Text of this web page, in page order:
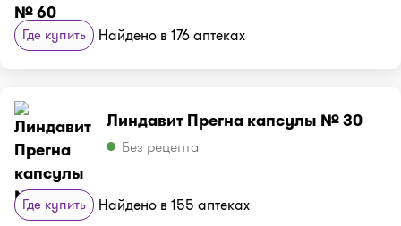
Где купить Найдено в 176 аптеках
Линдавит Прегна капсулы № 30
Без рецепта
Где купить Найдено в 155 аптеках